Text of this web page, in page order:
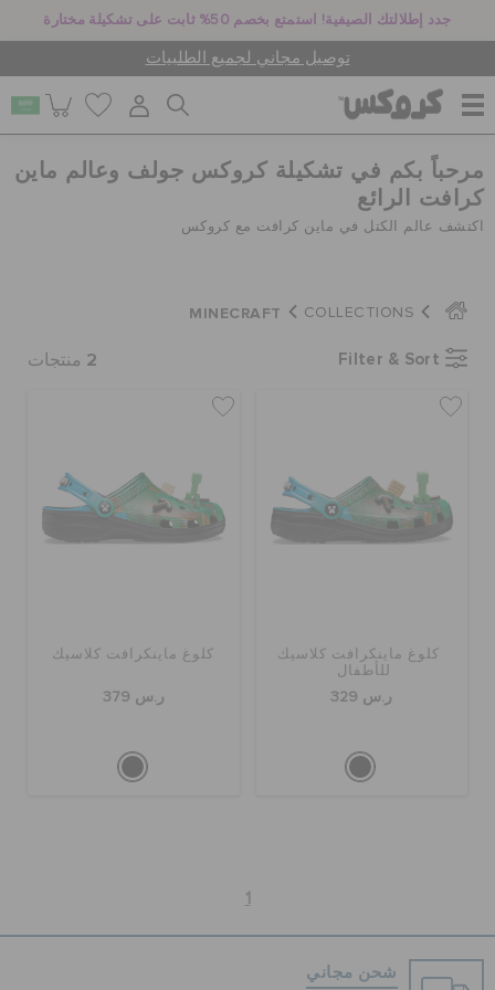
جدد إطلالتك الصيفية! استمتع بخصم 50% ثابت على تشكيلة مختارة
توصيل مجاني لجميع الطلبيات
للنساء
جيبيتز تشارمز
كروكس لمكان العمل
تنزيلات
تحديد موقع المتجر
مرحباً بكم في تشكيلة كروكس جولف وعالم ماين
كرافت الرائع
اكتشف عالم الكتل في ماين كرافت مع كروكس
COLLECTIONS
MINECRAFT
Filter & Sort
2 منتجات
كلوغ ماينكرافت كلاسيك
للأطفال
ر.س 329
كلوغ ماينكرافت كلاسيك
ر.س 379
1
شحن مجاني